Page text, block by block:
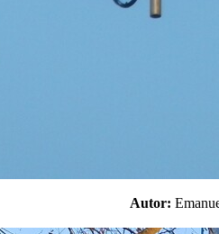
Autor: